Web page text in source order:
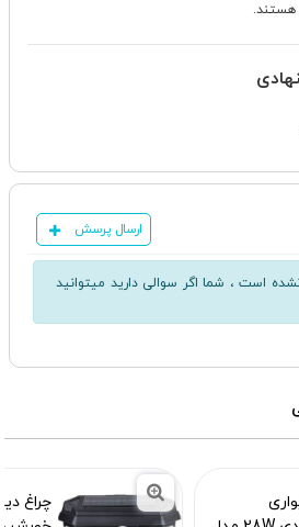
هستند.
ارسال پرسش
است ، شما اگر سوالی دارید میتوانید
چراغ